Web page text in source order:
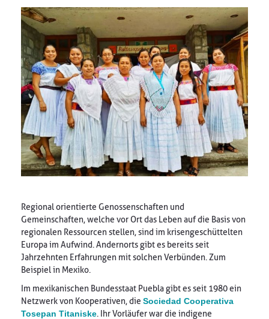
Regional orientierte Genossenschaften und
Gemeinschaften, welche vor Ort das Leben auf die Basis von
regionalen Ressourcen stellen, sind im krisengeschüttelten
Europa im Aufwind. Andernorts gibt es bereits seit
Jahrzehnten Erfahrungen mit solchen Verbünden. Zum
Beispiel in Mexiko.
Im mexikanischen Bundesstaat Puebla gibt es seit 1980 ein
Netzwerk von Kooperativen, die Sociedad Cooperativa
Tosepan Titaniske. Ihr Vorläufer war die indigene